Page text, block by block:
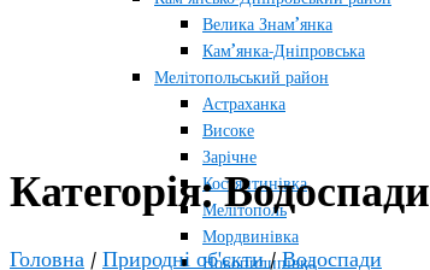
Велика Знам’янка
Кам’янка-Дніпровська
Мелітопольський район
Астраханка
Високе
Зарічне
Костянтинівка
Мелітополь
Мордвинівка
Новопилипівка
Категорія:Водоспади
Головна / Природні об'єкти/ Водоспади